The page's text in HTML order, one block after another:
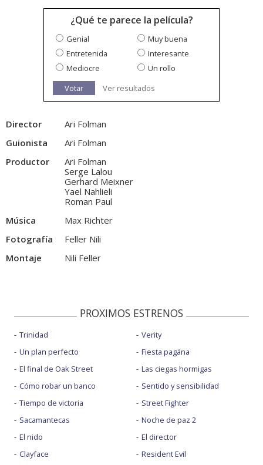
¿Qué te parece la película?
Genial
Muy buena
Entretenida
Interesante
Mediocre
Un rollo
Votar
Ver resultados
Director
Ari Folman
Guionista
Ari Folman
Productor
Ari Folman
Serge Lalou
Gerhard Meixner
Yael Nahlieli
Roman Paul
Música
Max Richter
Fotografía
Feller Nili
Montaje
Nili Feller
PROXIMOS ESTRENOS
Trinidad
Un plan perfecto
El final de Oak Street
Cómo robar un banco
Tiempo de victoria
Sacamantecas
El nido
Clayface
Verity
Fiesta pagäna
Las ciegas hormigas
Sentido y sensibilidad
Street Fighter
Noche de paz 2
El director
Resident Evil